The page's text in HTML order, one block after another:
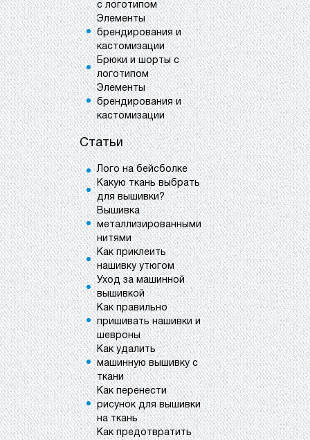
с логотипом
Элементы
брендирования и
кастомизации
Брюки и шорты с
логотипом
Элементы
брендирования и
кастомизации
Статьи
Лого на бейсболке
Какую ткань выбрать
для вышивки?
Вышивка
металлизированными
нитями
Как приклеить
нашивку утюгом
Уход за машинной
вышивкой
Как правильно
пришивать нашивки и
шевроны
Как удалить
машинную вышивку с
ткани
Как перенести
рисунок для вышивки
на ткань
Как предотвратить